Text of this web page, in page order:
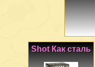
Shot Как сталь